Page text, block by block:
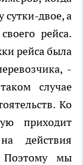
сутки-двое, а
рейса.
рейса была
-
случае
Ко
приходит
действия
Поэтому мы